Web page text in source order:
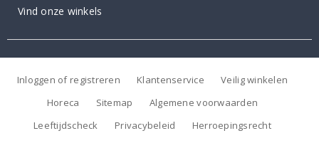
Vind onze winkels
Inloggen of registreren Klantenservice
Veilig winkelen
Horeca
Sitemap
Algemene voorwaarden
Leeftijdscheck
Privacybeleid Herroepingsrecht